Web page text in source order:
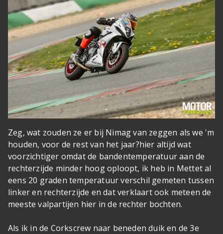
Zeg, wat zouden ze er bij Nimag van zeggen als we 'm
houden, voor de rest van het jaar?hier altijd wat
voorzichtiger omdat de bandentemperatuur aan de
rechterzijde minder hoog oploopt, ik heb in Mettet al
eens 20 graden temperatuur verschil gemeten tussen
linker en rechterzijde en dat verklaart ook meteen de
meeste valpartijen hier in de rechter bochten.
Als ik in de Corkscrew naar beneden duik en de 3e